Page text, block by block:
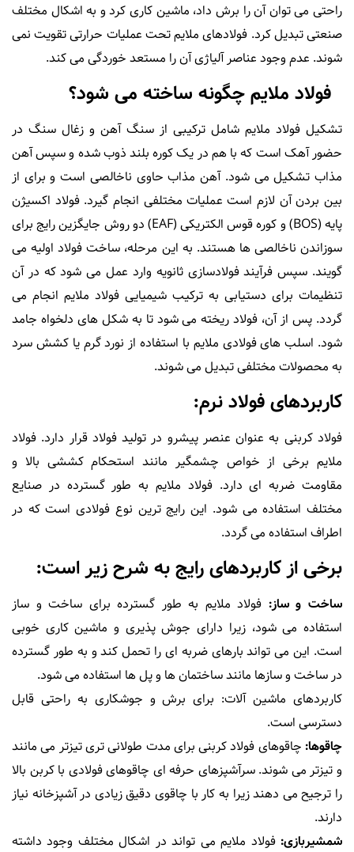
راحتی می توان آن را برش داد، ماشین کاری کرد و به اشکال مختلف
صنعتی تبدیل کرد. فولادهای ملایم تحت عملیات حرارتی تقویت نمی
شوند. عدم وجود عناصر آلیاژی آن را مستعد خوردگی می کند.
فولاد ملایم چگونه ساخته می شود؟
تشکیل فولاد ملایم شامل ترکیبی از سنگ آهن و زغال سنگ در
حضور آهک است که با هم در یک کوره بلند ذوب شده و سپس آهن
مذاب تشکیل می شود. آهن مذاب حاوی ناخالصی است و برای از
بین بردن آن لازم است عملیات مختلفی انجام گیرد. فولاد اکسیژن
پایه (BOS) و کوره قوس الکتریکی (EAF) دو روش جایگزین رایج برای
سوزاندن ناخالصی ها هستند. به این مرحله، ساخت فولاد اولیه می
گویند. سپس فرآیند فولادسازی ثانویه وارد عمل می شود که در آن
تنظیمات برای دستیابی به ترکیب شیمیایی فولاد ملایم انجام می
گردد. پس از آن، فولاد ریخته می شود تا به شکل های دلخواه جامد
شود. اسلب های فولادی ملایم با استفاده از نورد گرم یا کشش سرد
به محصولات مختلفی تبدیل می شوند.
کاربردهای فولاد نرم:
فولاد کربنی به عنوان عنصر پیشرو در تولید فولاد قرار دارد. فولاد
ملایم برخی از خواص چشمگیر مانند استحکام کششی بالا و
مقاومت ضربه ای دارد. فولاد ملایم به طور گسترده در صنایع
مختلف استفاده می شود. این رایج ترین نوع فولادی است که در
اطراف استفاده می گردد.
برخی از کاربردهای رایج به شرح زیر است:
ساخت و ساز: فولاد ملایم به طور گسترده برای ساخت و ساز
استفاده می شود، زیرا دارای جوش پذیری و ماشین کاری خوبی
است. این می تواند بارهای ضربه ای را تحمل کند و به طور گسترده
در ساخت و سازها مانند ساختمان ها و پل ها استفاده می شود.
کاربردهای ماشین آلات: برای برش و جوشکاری به راحتی قابل
دسترسی است.
چاقوها: چاقوهای فولاد کربنی برای مدت طولانی تری تیزتر می مانند
و تیزتر می شوند. سرآشپزهای حرفه ای چاقوهای فولادی با کربن بالا
را ترجیح می دهند زیرا به کار با چاقوی دقیق زیادی در آشپزخانه نیاز
دارند.
شمشیربازی: فولاد ملایم می تواند در اشکال مختلف وجود داشته